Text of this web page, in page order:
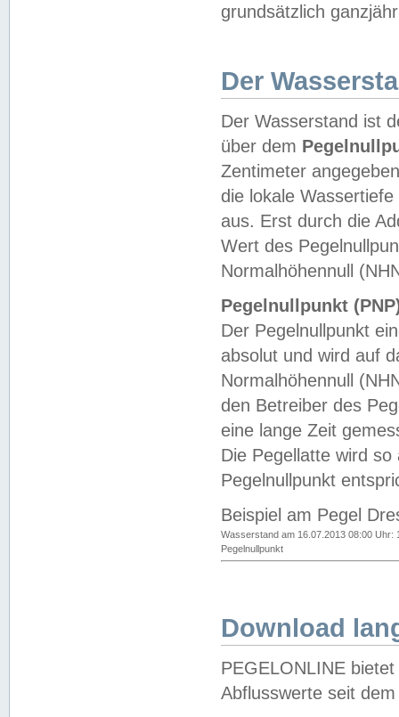
grundsätzlich
Der
Der Wasserstand ist
über dem
Zentimeter
die lokale
aus. Erst durch die
Wert des
Normalhöhennull
Pegelnullpunkt
Der Pegelnullpunkt
absolut und wird auf
Normalhöhennull
den Betreiber des
eine lange Zeit
Die Pegellatte wird
Pegelnullpunkt
Beispiel am Pegel
Wasserstand am 16.07.2013 08:00 Uhr:
Pegelnullpunkt
Download
PEGELONLINE
Abflusswerte seit